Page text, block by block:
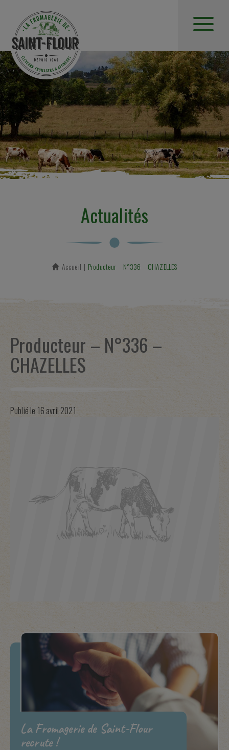
Actualités
Accueil En cours :
Producteur – N°336 – CHAZELLES
Producteur – N°336 –
CHAZELLES
Publié le 16 avril 2021
La Fromagerie de Saint-Flour
recrute !